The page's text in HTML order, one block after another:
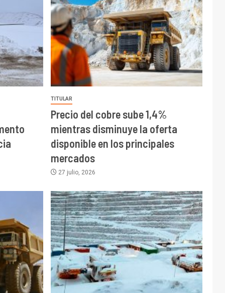
TITULAR
Precio del cobre sube 1,4%
mientras disminuye la oferta
disponible en los principales
mercados
27 julio, 2026